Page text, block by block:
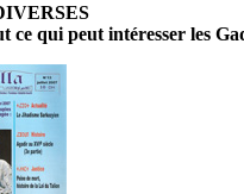
ce qui peut intéresser les